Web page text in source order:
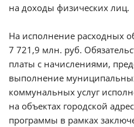
на доходы физических лиц.
На исполнение расходных
7 721,9 млн. руб.
платы с начислениями,
выполнение
коммунальных услуг
на объектах городской
программы в рамках